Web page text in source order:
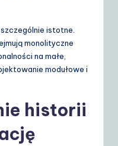
istotne.
monolityczne
na małe,
modułowe i
historii